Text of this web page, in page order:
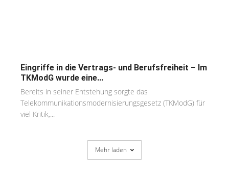
Eingriffe in die Vertrags- und Berufsfreiheit – Im
TKModG wurde eine...
Bereits in seiner Entstehung sorgte das
Telekommunikationsmodernisierungsgesetz (TKModG) für
viel Kritik,...
Mehr laden